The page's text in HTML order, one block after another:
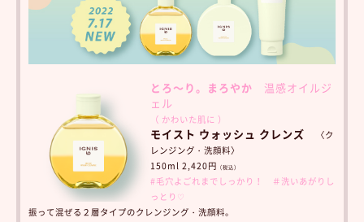
とろ～り。まろやか
温感オイルジ
ェル
（ かわいた肌に ）
モイスト ウォッシュ クレンズ
〈ク
レンジング・洗顔料〉
150ml 2,420円 （税込）
#毛穴よごれまでしっかり！ ＃洗いあがりし
っとり♡
振って混ぜる２層タイプのクレンジング・洗顔料。